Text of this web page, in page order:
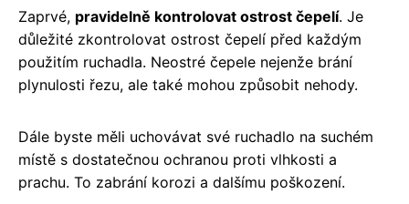
Zaprvé, pravidelně kontrolovat ostrost čepelí. Je
důležité zkontrolovat ostrost čepelí před každým
použitím ruchadla. Neostré čepele nejenže brání
plynulosti řezu, ale také mohou způsobit nehody.
Dále byste měli uchovávat své ruchadlo na suchém
místě s dostatečnou ochranou proti vlhkosti a
prachu. To zabrání korozi a dalšímu poškození.